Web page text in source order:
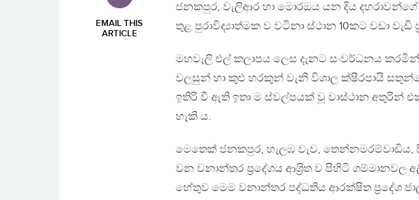
EMAIL THIS
ARTICLE
ජනකපුර, වැලිආර හා මොරඔය යන දිය දහරාවන්ගේ
තුළ පුරාවිද්‍යාත්මක ව වටිනා ස්ථාන 10කට වඩා වැඩි
මහවැලි එල් කලාපය ලෙස දැනට සංවර්ධනය
වලසුන් හා කුළු හරකුන් වැනි විශාල ක්ෂීරපායි
ඉතිරි වී ඇති ඉතා ම ස්වල්පයක් වූ වාස්ථාන අතුරින්
හැකි ය.
මෙතෙක් ජනකපුර, හැලඹ වැව, තෙන්නමරම්වාඩිය,
වන වනාන්තර ප‍්‍රදේශය ආශ‍්‍රිත ව පිහිටි ගම්මානවල
හේතුව මෙම වනාන්තර පද්ධතිය ආරක්ෂිත ප‍්‍රදේශ